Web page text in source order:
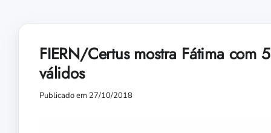
FIERN/Certus mostra Fátima
válidos
Publicado em 27/10/2018